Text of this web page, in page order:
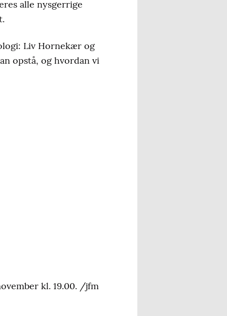
alle nysgerrige
Liv Hornekær og
opstå, og hvordan vi
kl. 19.00. /jfm